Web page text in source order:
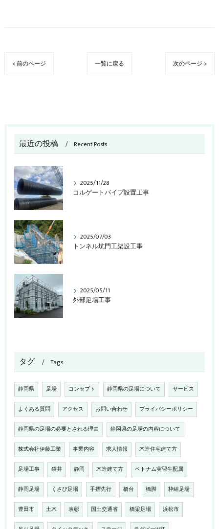
< 前のページ 一覧に戻る 次のページ >
最近の投稿 Recent Posts
2025/11/28
コルゲートパイプ設置工事
2025/07/03
トンネル坑門工架設工事
2025/05/11
外部足場工事
タグ Tags
静岡県 足場 コンセプト 静岡県の足場について サービス
よくある質問 アクセス お問い合わせ プライバシーポリシー
静岡県の足場の必要とされる理由 静岡県の足場の内容について
株式会社伊藤工業 事業内容 求人情報 木造住宅建て方
足場工事 袋井 静岡 木造建て方 ベトナム実習生配属
静岡足場 くさび足場 手摺先行 橋台 橋脚 枠組足場
豊田市 土木 表彰 国土交通省 橋梁足場 浜松市